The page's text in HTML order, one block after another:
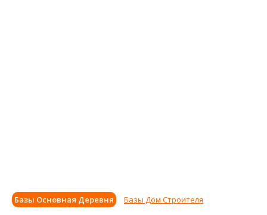
Базы Основная Деревня Базы Дом Строителя